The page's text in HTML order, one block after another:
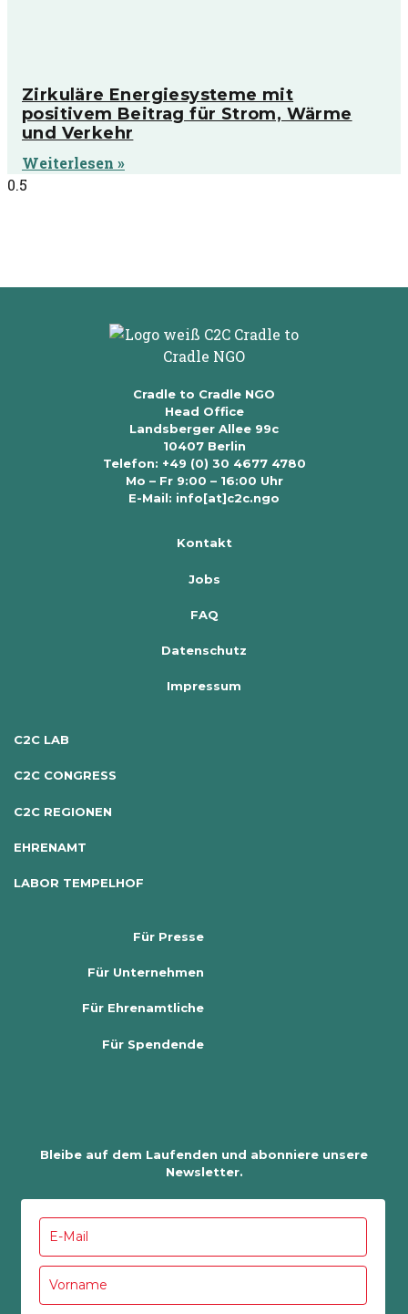
Zirkuläre Energiesysteme mit
positivem Beitrag für Strom, Wärme
und Verkehr
Weiterlesen »
Cradle to Cradle NGO
Head Office
Landsberger Allee 99c
10407 Berlin
Telefon: +49 (0) 30 4677 4780
Mo – Fr 9:00 – 16:00 Uhr
E-Mail: info[at]c2c.ngo
Kontakt
Jobs
FAQ
Datenschutz
Impressum
C2C LAB
C2C CONGRESS
C2C REGIONEN
EHRENAMT
LABOR TEMPELHOF
Für Presse
Für Unternehmen
Für Ehrenamtliche
Für Spendende
Bleibe auf dem Laufenden und abonniere unsere
Newsletter.